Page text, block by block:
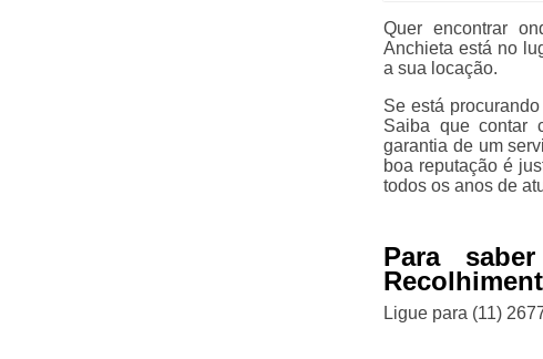
Quer encontrar
Anchieta está no
a sua locação.
Se está
Saiba que contar
garantia de um
boa reputação é
todos os anos de
Para
Ligue para (11)